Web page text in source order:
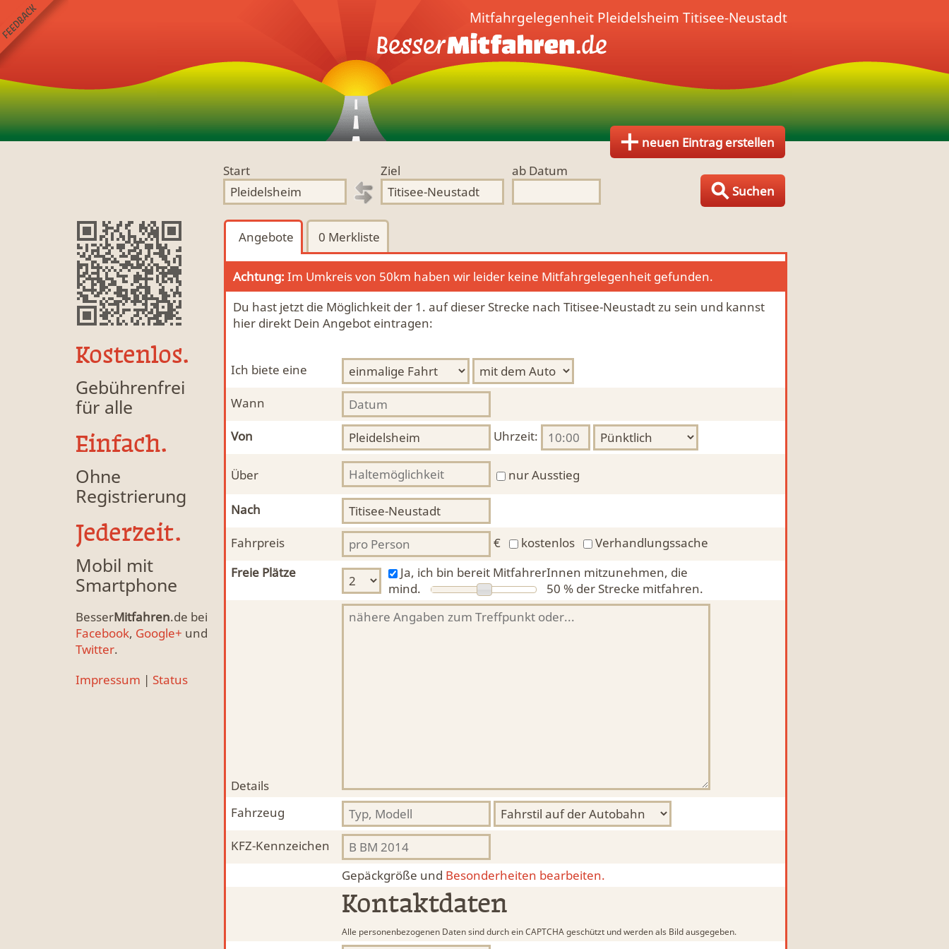
neuen Eintrag erstellen
Start
Ziel
ab Datum
Suchen
Kostenlos.
Gebührenfrei
für alle
Einfach.
Ohne
Registrierung
Jederzeit.
Mobil mit
Smartphone
BesserMitfahren.de bei
Facebook, Google+ und
Twitter.
Impressum | Status
Mitfahrgelegenheit Pleidelsheim Titisee-Neustadt
Angebote 0 Merkliste
Achtung: Im Umkreis von 50km haben wir leider keine Mitfahrgelegenheit gefunden.
Du hast jetzt die Möglichkeit der 1. auf dieser Strecke nach Titisee-Neustadt zu sein und kannst
hier direkt Dein Angebot eintragen:
Ich biete eine
Wann
Von Uhrzeit:
Über nur Ausstieg
Nach
Fahrpreis € kostenlos
Verhandlungssache
Freie Plätze
Ja, ich bin bereit MitfahrerInnen mitzunehmen, die
mind.
50 % der Strecke mitfahren.
Details
Fahrzeug
KFZ-Kennzeichen
Gepäckgröße und Besonderheiten bearbeiten.
Kontaktdaten
Alle personenbezogenen Daten sind durch ein CAPTCHA geschützt und werden als Bild ausgegeben.